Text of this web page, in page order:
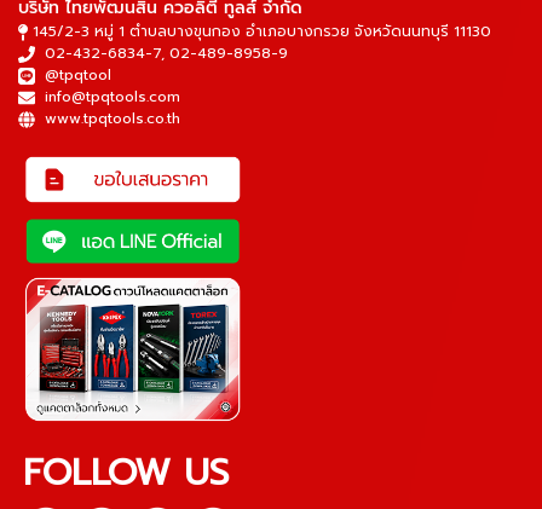
บริษัท ไทยพัฒนสิน ควอลิตี้ ทูลส์ จำกัด
145/2-3 หมู่ 1 ตำบลบางขุนกอง อำเภอบางกรวย จังหวัดนนทบุรี 11130
02-432-6834-7, 02-489-8958-9
@tpqtool
info@tpqtools.com
www.tpqtools.co.th
FOLLOW US